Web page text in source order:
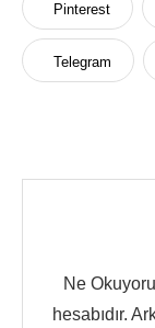
Pinterest
Telegram
Ne
hesabıdır.